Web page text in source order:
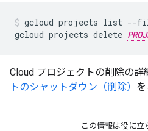
gcloud projects list --
gcloud projects delete
Cloud プロジェクトの削除の詳
トのシャットダウン（削除） を
この情報は役に立